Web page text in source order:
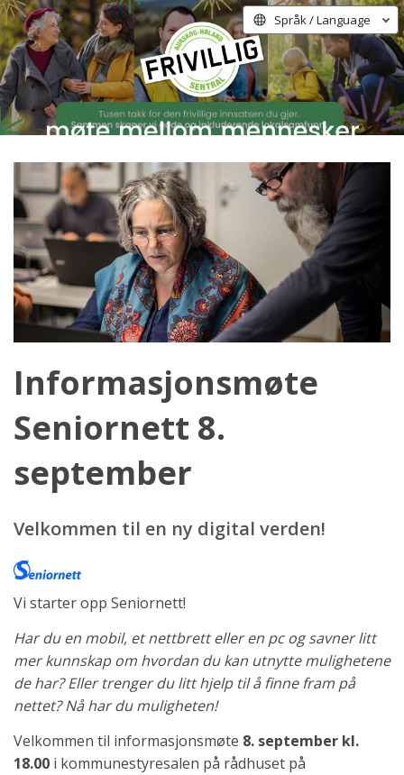
Språk / Language
Informasjonsmøte
Seniornett 8.
september
Velkommen til en ny digital verden!
Vi starter opp Seniornett!
Har du en mobil, et nettbrett eller en pc og savner litt
mer kunnskap om hvordan du kan utnytte mulighetene
de har? Eller trenger du litt hjelp til å finne fram på
nettet? Nå har du muligheten!
Velkommen til informasjonsmøte 8. september kl.
18.00 i kommunestyresalen på rådhuset på